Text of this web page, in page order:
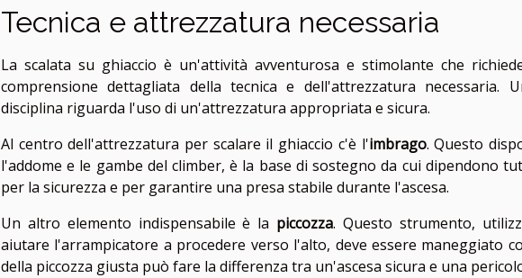
Tecnica e attrezzatura necessaria
La scalata su ghiaccio è un'attività avventurosa e stimolante che
comprensione dettagliata della tecnica e dell'attrezzatura necessaria.
disciplina riguarda l'uso di un'attrezzatura appropriata e sicura.
Al centro dell'attrezzatura per scalare il ghiaccio c'è l'imbrago. Questo
l'addome e le gambe del climber, è la base di sostegno da cui dipendono
per la sicurezza e per garantire una presa stabile durante l'ascesa.
Un altro elemento indispensabile è la piccozza. Questo strumento,
aiutare l'arrampicatore a procedere verso l'alto, deve essere maneggiato
della piccozza giusta può fare la differenza tra un'ascesa sicura e una